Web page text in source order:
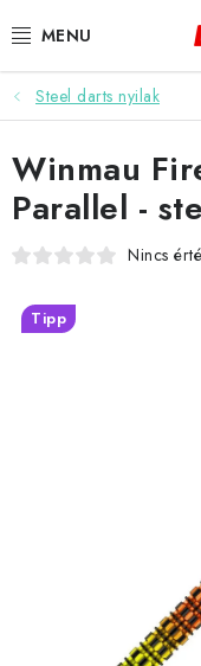
tartalomhoz
DARTS
DARTS TÁBLÁK
TARTOZÉKOK A
Steel darts nyilak
Winmau
Parallel -
Nincs
Tipp